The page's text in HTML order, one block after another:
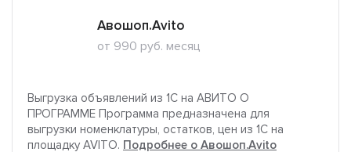
Авошоп.Avito
от 990 руб. месяц
Выгрузка объявлений из 1С на АВИТО О
ПРОГРАММЕ Программа предназначена для
выгрузки номенклатуры, остатков, цен из 1С на
площадку AVITO. Подробнее о Авошоп.Avito